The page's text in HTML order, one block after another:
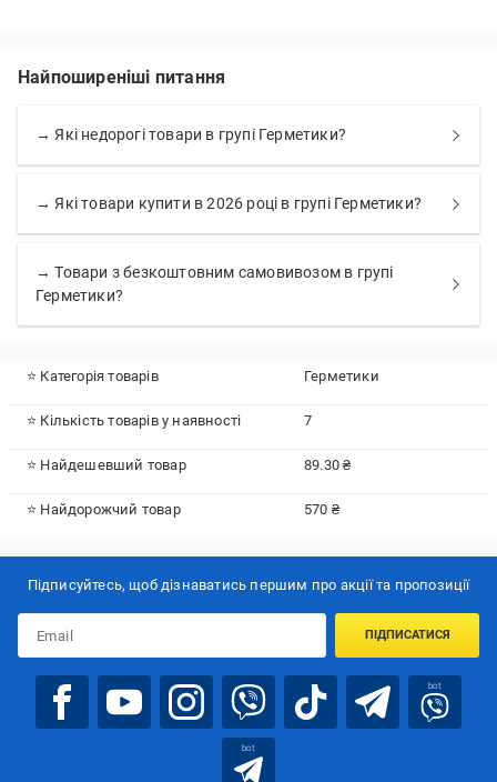
Найпоширеніші питання
→ Які недорогі товари в групі Герметики?
→ Які товари купити в 2026 році в групі Герметики?
→ Товари з безкоштовним самовивозом в групі
Герметики?
⭐ Категорія товарів Герметики
⭐ Кількість товарів у наявності 7
⭐ Найдешевший товар 89.30 ₴
⭐ Найдорожчий товар 570 ₴
Підписуйтесь, щоб дізнаватись першим про акції та пропозиції
ПІДПИСАТИСЯ
bot
bot